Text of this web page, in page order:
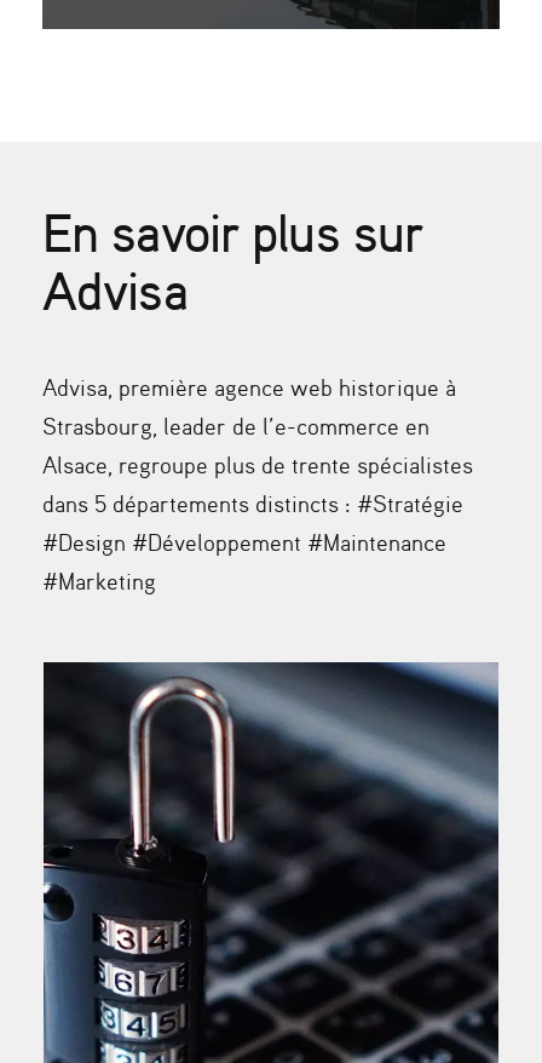
En savoir plus sur
Advisa
Advisa, première agence web historique à
Strasbourg, leader de l’e-commerce en
Alsace, regroupe plus de trente spécialistes
dans 5 départements distincts : #Stratégie
#Design #Développement #Maintenance
#Marketing